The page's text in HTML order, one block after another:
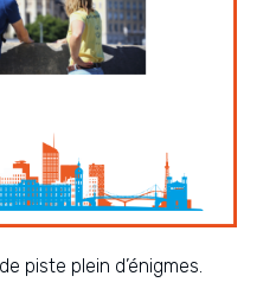
piste plein d’énigmes.